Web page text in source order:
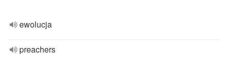
ewolucja
preachers